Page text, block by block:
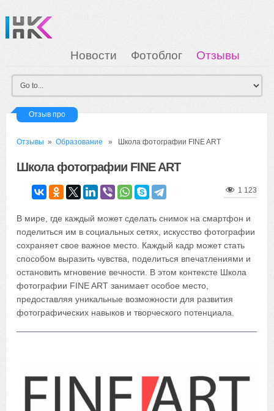
Новости Фотоблог
Отзывы
Загрузка
Мои Картинки Вход
Отзыв про
Отзывы »Образование » Школа фотографии FINE ART
Школа фотографии FINE ART
1 123
В мире, где каждый может сделать снимок на смартфон и
поделиться им в социальных сетях, искусство фотографии
сохраняет свое важное место. Каждый кадр может стать
способом выразить чувства, поделиться впечатлениями и
остановить мгновение вечности. В этом контексте Школа
фотографии FINE ART занимает особое место,
предоставляя уникальные возможности для развития
фотографических навыков и творческого потенциала.